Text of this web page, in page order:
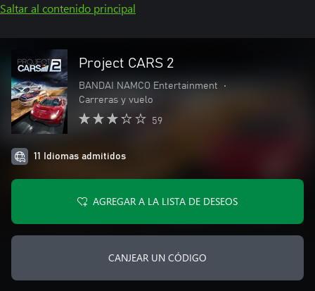
Saltar al contenido principal
Project CARS 2
BANDAI NAMCO Entertainment
•
Carreras y vuelo
59
11 Idiomas admitidos
AGREGAR A LA LISTA DE DESEOS
CANJEAR UN CÓDIGO